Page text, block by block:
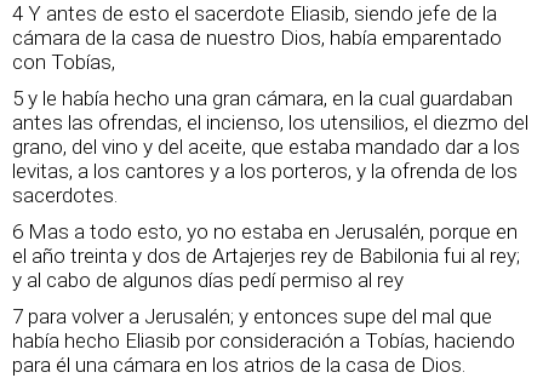
4 Y antes de esto el sacerdote Eliasib, siendo jefe de la
cámara de la casa de nuestro Dios, había emparentado
con Tobías,
5 y le había hecho una gran cámara, en la cual guardaban
antes las ofrendas, el incienso, los utensilios, el diezmo del
grano, del vino y del aceite, que estaba mandado dar a los
levitas, a los cantores y a los porteros, y la ofrenda de los
sacerdotes.
6 Mas a todo esto, yo no estaba en Jerusalén, porque en
el año treinta y dos de Artajerjes rey de Babilonia fui al rey;
y al cabo de algunos días pedí permiso al rey
7 para volver a Jerusalén; y entonces supe del mal que
había hecho Eliasib por consideración a Tobías, haciendo
para él una cámara en los atrios de la casa de Dios.